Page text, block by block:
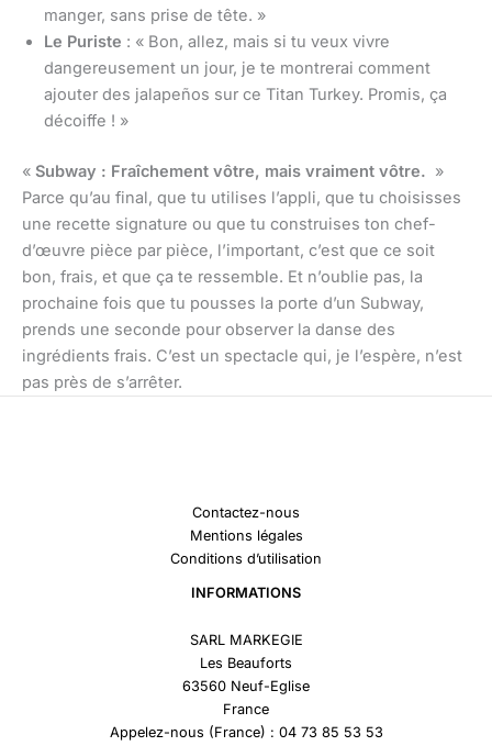
manger, sans prise de tête. »
Le Puriste : « Bon, allez, mais si tu veux vivre
dangereusement un jour, je te montrerai comment
ajouter des jalapeños sur ce Titan Turkey. Promis, ça
décoiffe ! »
« Subway : Fraîchement vôtre, mais vraiment vôtre. »
Parce qu’au final, que tu utilises l’appli, que tu choisisses
une recette signature ou que tu construises ton chef-
d’œuvre pièce par pièce, l’important, c’est que ce soit
bon, frais, et que ça te ressemble. Et n’oublie pas, la
prochaine fois que tu pousses la porte d’un Subway,
prends une seconde pour observer la danse des
ingrédients frais. C’est un spectacle qui, je l’espère, n’est
pas près de s’arrêter.
Contactez-nous
Mentions légales
Conditions d’utilisation
INFORMATIONS
SARL MARKEGIE
Les Beauforts
63560 Neuf-Eglise
France
Appelez-nous (France) : 04 73 85 53 53